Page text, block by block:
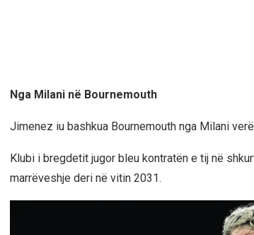
Nga Milani në Bournemouth
Jimenez iu bashkua Bournemouth nga Milani
Klubi i bregdetit jugor bleu kontratën e tij në
marrëveshje deri në vitin 2031.